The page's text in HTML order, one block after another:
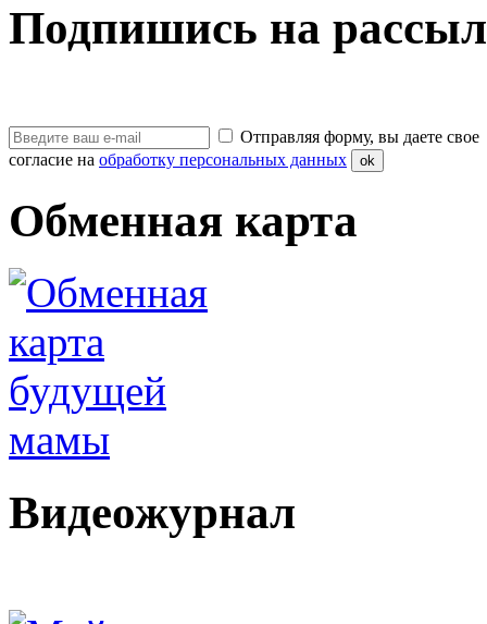
Подпишись на
Отправляя форму, вы даете свое
согласие на обработку персональных данных ok
Обменная карта
Видеожурнал